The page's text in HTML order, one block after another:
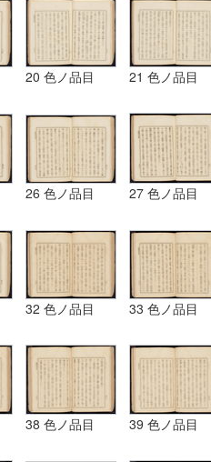
20 色ノ品目 21 色ノ品目
26 色ノ品目 27 色ノ品目
32 色ノ品目 33 色ノ品目
38 色ノ品目 39 色ノ品目